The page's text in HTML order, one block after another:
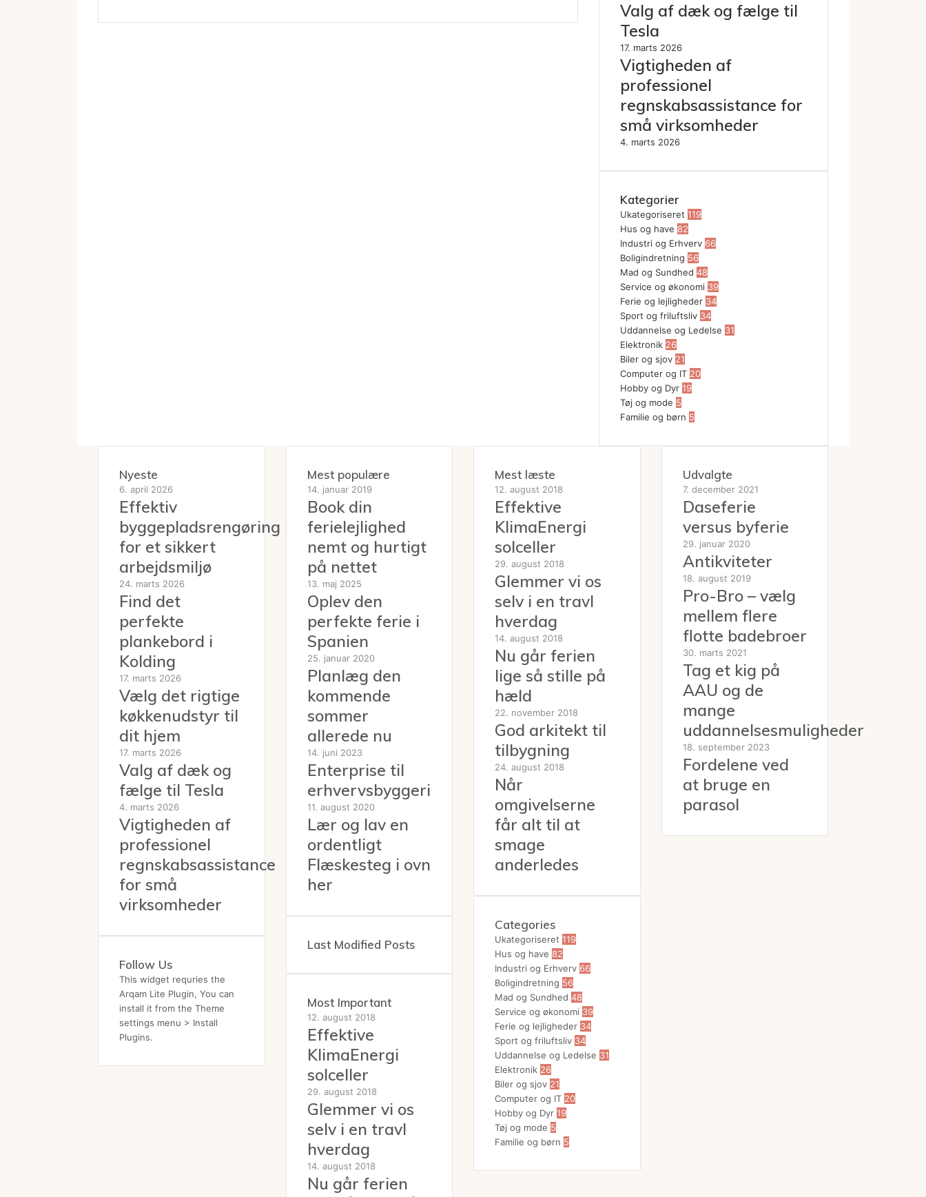
Valg af dæk og fælge til
Tesla
17. marts 2026
Vigtigheden af
professionel
regnskabsassistance for
små virksomheder
4. marts 2026
Kategorier
Ukategoriseret 119
Hus og have 82
Industri og Erhverv 66
Boligindretning 56
Mad og Sundhed 48
Service og økonomi 39
Ferie og lejligheder 34
Sport og friluftsliv 34
Uddannelse og Ledelse 31
Elektronik 26
Biler og sjov 21
Computer og IT 20
Hobby og Dyr 19
Tøj og mode 5
Familie og børn 5
Nyeste
6. april 2026
Effektiv
byggepladsrengøring
for et sikkert
arbejdsmiljø
24. marts 2026
Find det
perfekte
plankebord i
Kolding
17. marts 2026
Vælg det rigtige
køkkenudstyr til
dit hjem
17. marts 2026
Valg af dæk og
fælge til Tesla
4. marts 2026
Vigtigheden af
professionel
regnskabsassistance
for små
virksomheder
Follow Us
This widget requries the
Arqam Lite Plugin, You can
install it from the Theme
settings menu > Install
Plugins.
Mest populære
14. januar 2019
Book din
ferielejlighed
nemt og hurtigt
på nettet
13. maj 2025
Oplev den
perfekte ferie i
Spanien
25. januar 2020
Planlæg den
kommende
sommer
allerede nu
14. juni 2023
Enterprise til
erhvervsbyggeri
11. august 2020
Lær og lav en
ordentligt
Flæskesteg i ovn
her
Last Modified Posts
Most Important
12. august 2018
Effektive
KlimaEnergi
solceller
29. august 2018
Glemmer vi os
selv i en travl
hverdag
14. august 2018
Nu går ferien
Mest læste
12. august 2018
Effektive
KlimaEnergi
solceller
29. august 2018
Glemmer vi os
selv i en travl
hverdag
14. august 2018
Nu går ferien
lige så stille på
hæld
22. november 2018
God arkitekt til
tilbygning
24. august 2018
Når
omgivelserne
får alt til at
smage
anderledes
Categories
Ukategoriseret 119
Hus og have 82
Industri og Erhverv 66
Boligindretning 56
Mad og Sundhed 48
Service og økonomi 39
Ferie og lejligheder 34
Sport og friluftsliv 34
Uddannelse og Ledelse 31
Elektronik 26
Biler og sjov 21
Computer og IT 20
Hobby og Dyr 19
Tøj og mode 5
Familie og børn 5
Udvalgte
7. december 2021
Daseferie
versus byferie
29. januar 2020
Antikviteter
18. august 2019
Pro-Bro – vælg
mellem flere
flotte badebroer
30. marts 2021
Tag et kig på
AAU og de
mange
uddannelsesmuligheder
18. september 2023
Fordelene ved
at bruge en
parasol